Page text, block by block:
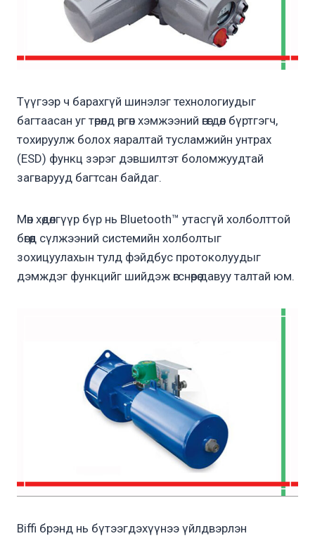
Түүгээр ч барахгүй шинэлэг технологиудыг
багтаасан уг төрөлд өргөн хэмжээний өгөгдөл бүртгэгч,
тохируулж болох яаралтай тусламжийн унтрах
(ESD) функц зэрэг дэвшилтэт боломжуудтай
загварууд багтсан байдаг.
Мөн хөдөлгүүр бүр нь Bluetooth™ утасгүй холболттой
бөгөөд сүлжээний системийн холболтыг
зохицуулахын тулд фэйдбус протоколуудыг
дэмждэг функцийг шийдэж өгснөөрөө давуу талтай юм.
Biffi брэнд нь бүтээгдэхүүнээ үйлдвэрлэн